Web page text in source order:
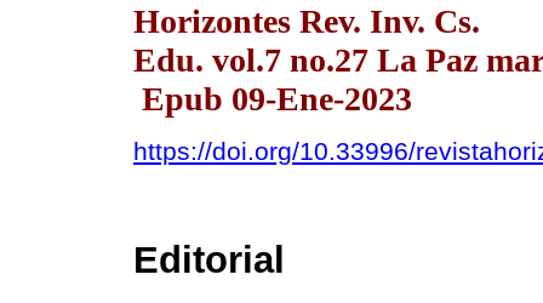
Horizontes Rev. Inv. Cs.
Edu. vol.7 no.27 La Paz
Epub 09-Ene-2023
https://doi.org/10.33996/
Editorial